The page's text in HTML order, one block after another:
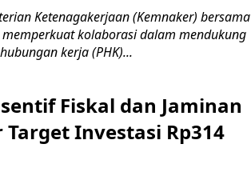
Ketenagakerjaan (Kemnaker) bersama
memperkuat kolaborasi dalam mendukung
kerja (PHK)...
Fiskal dan Jaminan
Investasi Rp314